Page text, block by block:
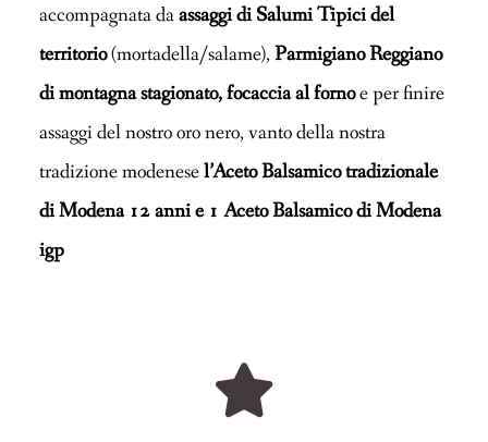
accompagnata daassaggi di Salumi Tipici del
territorio(mortadella/salame), Parmigiano Reggiano
di montagna stagionato, focaccia al fornoe per finire
assaggi del nostro oro nero, vanto della nostra
tradizione modenesel’Aceto Balsamico tradizionale
di Modena 12 anni e 1 Aceto Balsamico di Modena
igp